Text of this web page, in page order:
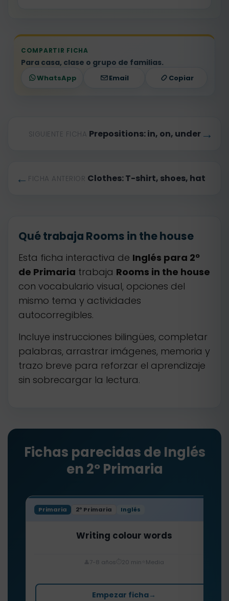
COMPARTIR FICHA
Para casa, clase o grupo de familias.
WhatsApp Email Copiar
← FICHA ANTERIOR Clothes: T-shirt, shoes, hat
SIGUIENTE FICHA Prepositions: in, on, under →
Qué trabaja Rooms in the house
Esta ficha interactiva de Inglés para 2º
de Primaria trabaja Rooms in the house
con vocabulario visual, opciones del
mismo tema y actividades
autocorregibles.
Incluye instrucciones bilingües, completar
palabras, arrastrar imágenes, memoria y
trazo breve para reforzar el aprendizaje
sin sobrecargar la lectura.
Fichas parecidas de Inglés
en 2º Primaria
Primaria 2º Primaria Inglés
Writing colour words
7-8 años 20 min Media
Empezar ficha→